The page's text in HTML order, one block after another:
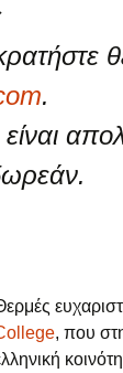
.
, που